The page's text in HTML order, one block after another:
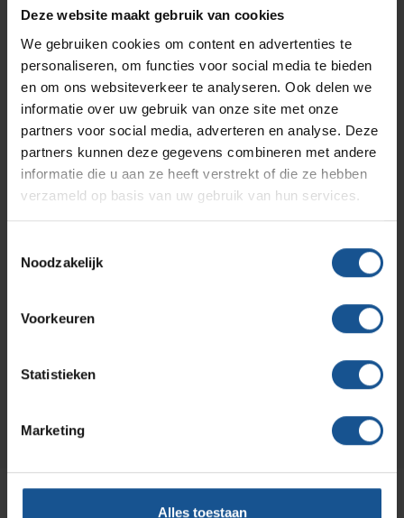
Deze website maakt gebruik van cookies
We gebruiken cookies om content en advertenties te
personaliseren, om functies voor social media te bieden
en om ons websiteverkeer te analyseren. Ook delen we
informatie over uw gebruik van onze site met onze
partners voor social media, adverteren en analyse. Deze
partners kunnen deze gegevens combineren met andere
informatie die u aan ze heeft verstrekt of die ze hebben
verzameld op basis van uw gebruik van hun services.
Noodzakelijk
Voorkeuren
Statistieken
Marketing
Alles toestaan
Verzenden
Contact informatie
VE-Systems
3861 NB Nijkerk
Branches
Solutions
RVS Werkplekinrichting
Productlijnen
Medische afvalverpakkingen
Infectiepreventie en hygiëne
Assortiment
Onze merken
Hammerlit
Septodry
Metro
Zarges
Contact
Ons team
Klantcases
Vacatures